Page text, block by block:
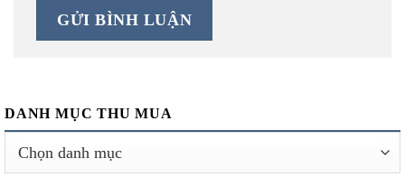
DANH MỤC THU MUA
Danh
mục